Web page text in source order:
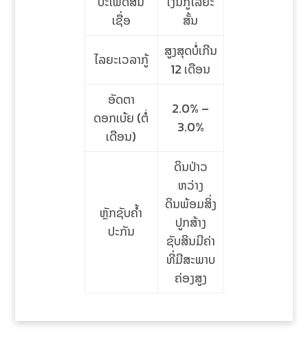
ເຊື່ອ
ສັ້ນ
ໄລຍະເວລາກູ້
ສູງສຸດບໍ່ເກີນ
12 ເດືອນ
ອັດຕາ
ດອກເບ້ຍ (ຕໍ່
ເດືອນ)
2.0% –
3.0%
ຫຼັກຊັບຄໍ້າ
ປະກັນ
ດິນປ່າວ
ຫວ່າງ
ດິນພ້ອມສິ່ງ
ປູກສ້າງ
ຊັບສິນມີຄ່າ
ທີ່ມີສະພາບ
ຄ່ອງສູງ